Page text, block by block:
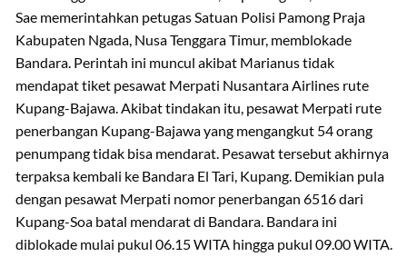
Sae memerintahkan petugas Satuan Polisi Pamong Praja
Kabupaten Ngada, Nusa Tenggara Timur, memblokade
Bandara. Perintah ini muncul akibat Marianus tidak
mendapat tiket pesawat Merpati Nusantara Airlines rute
Kupang-Bajawa. Akibat tindakan itu, pesawat Merpati rute
penerbangan Kupang-Bajawa yang mengangkut 54 orang
penumpang tidak bisa mendarat. Pesawat tersebut akhirnya
terpaksa kembali ke Bandara El Tari, Kupang. Demikian pula
dengan pesawat Merpati nomor penerbangan 6516 dari
Kupang-Soa batal mendarat di Bandara. Bandara ini
diblokade mulai pukul 06.15 WITA hingga pukul 09.00 WITA.